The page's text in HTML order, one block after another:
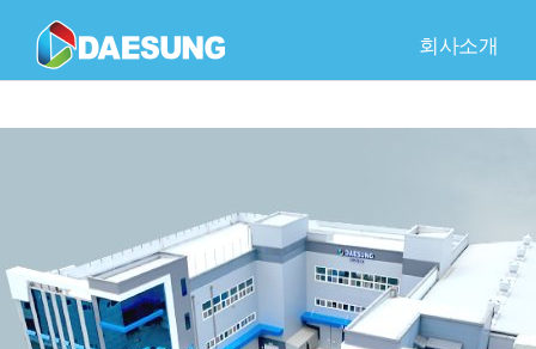
회사소개
회사개요